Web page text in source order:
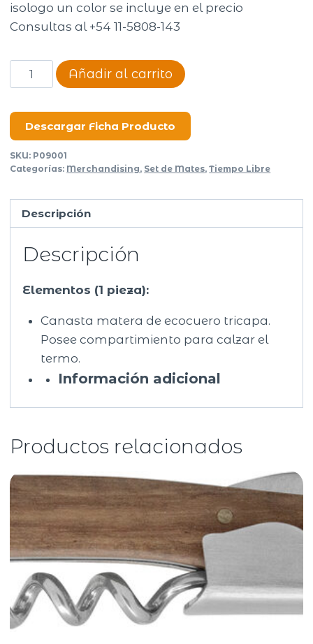
isologo un color se incluye en el precio
Consultas al +54 11-5808-143
Canasta
Matera
cantidad
Añadir al carrito
Descargar Ficha Producto
SKU: P09001
Categorías: Merchandising, Set de Mates,Tiempo Libre
Descripción
Descripción
Elementos (1 pieza):
Canasta matera de ecocuero tricapa.
Posee compartimiento para calzar el
termo.
Información adicional
Productos relacionados